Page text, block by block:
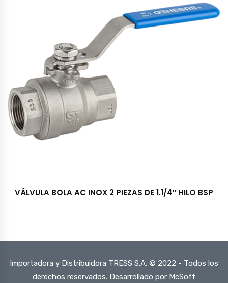
VÁLVULA BOLA AC INOX 2 PIEZAS DE 1.1/4″ HILO BSP
Importadora y Distribuidora TRESS S.A. © 2022 - Todos los
derechos reservados. Desarrollado por McSoft